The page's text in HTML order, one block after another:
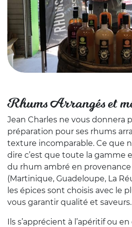
Rhums Arrangés et
Jean Charles ne vous donnera
préparation pour ses rhums
texture incomparable. Ce que
dire c’est que toute la gamme
du rhum ambré en provenance
(Martinique, Guadeloupe, La
les épices sont choisis avec le
vous garantir qualité et saveurs.
Ils s’apprécient à l’apéritif ou